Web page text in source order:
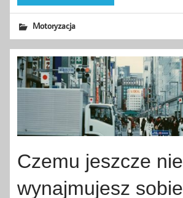
Motoryzacja
Czemu jeszcze nie
wynajmujesz sobie